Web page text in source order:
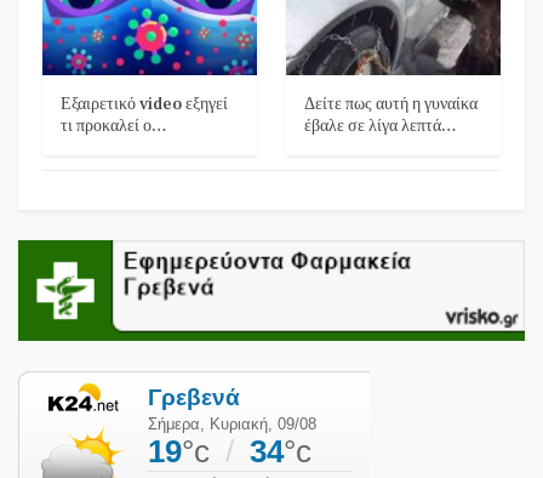
Εξαιρετικό video εξηγεί
τι προκαλεί ο…
Δείτε πως αυτή η γυναίκα
έβαλε σε λίγα λεπτά…